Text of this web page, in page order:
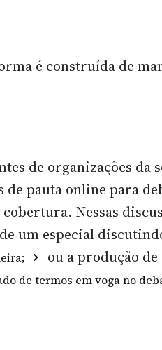
é construída de
de organizações da
de pauta online para
Nessas
um especial
ou a produção de
de termos em voga no